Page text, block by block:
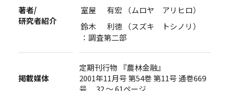
著者/
研究者紹介
室屋 有宏 （ムロヤ アリヒロ）
鈴木 利徳 （スズキ トシノリ）
：調査第二部
掲載媒体
定期刊行物 『農林金融』
2001年11月号 第54巻 第11号 通巻669
号 32 ～ 61ページ